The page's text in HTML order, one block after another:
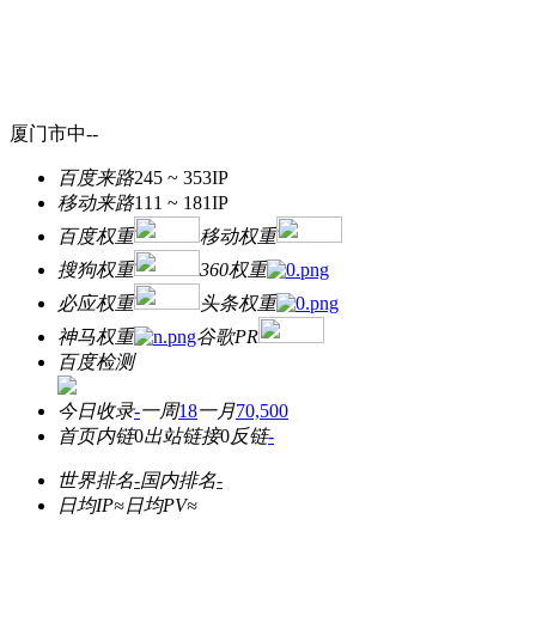
厦门市中--
百度来路245 ~ 353IP
移动来路111 ~ 181IP
百度权重
移动权重
搜狗权重
360权重
必应权重
头条权重
神马权重
谷歌PR
百度检测
今日收录-一周18一月70,500
首页内链0出站链接0反链-
世界排名-国内排名-
日均IP≈日均PV≈